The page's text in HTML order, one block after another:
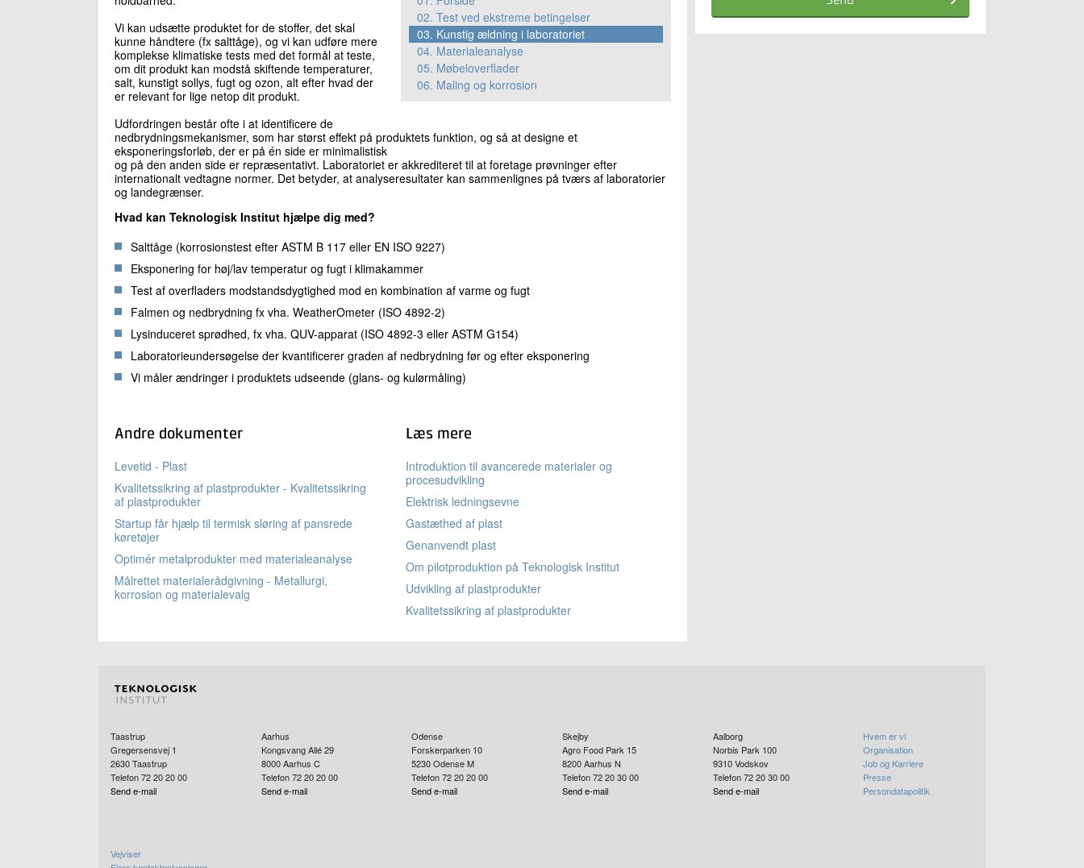
02. Test ved ekstreme betingelser
03. Kunstig ældning i laboratoriet
04. Materialeanalyse
05. Møbeloverflader
06. Maling og korrosion
Vi kan udsætte produktet for de stoffer, det skal
kunne håndtere (fx salttåge), og vi kan udføre mere
komplekse klimatiske tests med det formål at teste,
om dit produkt kan modstå skiftende temperaturer,
salt, kunstigt sollys, fugt og ozon, alt efter hvad der
er relevant for lige netop dit produkt.
Udfordringen består ofte i at identificere de
nedbrydningsmekanismer, som har størst effekt på produktets funktion, og så at designe et
eksponeringsforløb, der er på én side er minimalistisk
og på den anden side er repræsentativt. Laboratoriet er akkrediteret til at foretage prøvninger efter
internationalt vedtagne normer. Det betyder, at analyseresultater kan sammenlignes på tværs af laboratorier
og landegrænser.
Hvad kan Teknologisk Institut hjælpe dig med?
Salttåge (korrosionstest efter ASTM B 117 eller EN ISO 9227)
Eksponering for høj/lav temperatur og fugt i klimakammer
Test af overfladers modstandsdygtighed mod en kombination af varme og fugt
Falmen og nedbrydning fx vha. WeatherOmeter (ISO 4892-2)
Lysinduceret sprødhed, fx vha. QUV-apparat (ISO 4892-3 eller ASTM G154)
Laboratorieundersøgelse der kvantificerer graden af nedbrydning før og efter eksponering
Vi måler ændringer i produktets udseende (glans- og kulørmåling)
Andre dokumenter
Levetid - Plast
Kvalitetssikring af plastprodukter - Kvalitetssikring
af plastprodukter
Startup får hjælp til termisk sløring af pansrede
køretøjer
Optimér metalprodukter med materialeanalyse
Målrettet materialerådgivning - Metallurgi,
korrosion og materialevalg
Læs mere
Introduktion til avancerede materialer og
procesudvikling
Elektrisk ledningsevne
Gastæthed af plast
Genanvendt plast
Om pilotproduktion på Teknologisk Institut
Udvikling af plastprodukter
Kvalitetssikring af plastprodukter
Taastrup
Gregersensvej 1
2630Taastrup
Telefon 72 20 20 00
Send e-mail
Aarhus
Kongsvang Allé 29
8000 Aarhus C
Telefon 72 20 20 00
Send e-mail
Odense
Forskerparken 10
5230 Odense M
Telefon 72 20 20 00
Send e-mail
Skejby
Agro Food Park 15
8200Aarhus N
Telefon 72 20 30 00
Send e-mail
Aalborg
Norbis Park 100
9310 Vodskov
Telefon 72 20 30 00
Send e-mail
Hvem er vi
Organisation
Job og Karriere
Presse
Persondatapolitik
Vejviser